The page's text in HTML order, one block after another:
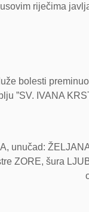
riječima
bolesti
”SV. IVANA
unučad:
ZORE, šura